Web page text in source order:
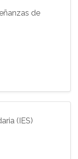
de
(IES)